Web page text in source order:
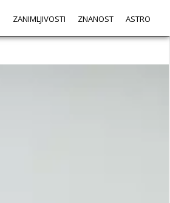
ZANIMLJIVOSTI ZNANOST ASTRO